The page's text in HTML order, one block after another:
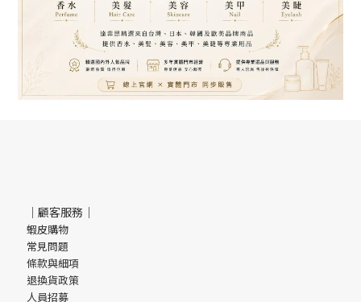
｜顧客服務｜
蝦皮購物
常見問題
條款與細項
退換貨政策
人員招募